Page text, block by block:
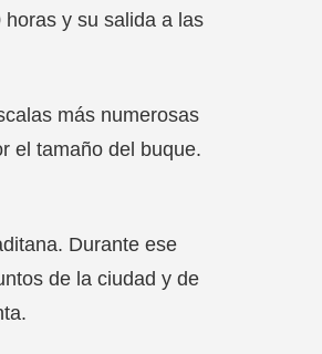
y su salida a las
más numerosas
el tamaño del buque.
Durante ese
de la ciudad y de